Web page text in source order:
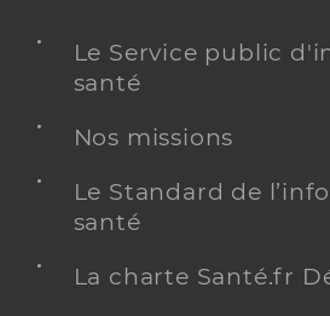
Le Service public
santé
Nos missions
Le Standard de
santé
La charte Santé.fr